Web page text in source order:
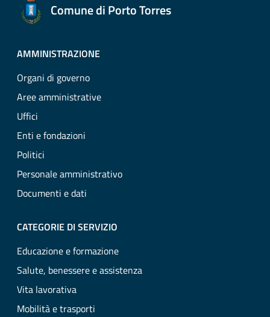
Comune di Porto Torres
AMMINISTRAZIONE
Organi di governo
Aree amministrative
Uffici
Enti e fondazioni
Politici
Personale amministrativo
Documenti e dati
CATEGORIE DI SERVIZIO
Educazione e formazione
Salute, benessere e assistenza
Vita lavorativa
Mobilità e trasporti